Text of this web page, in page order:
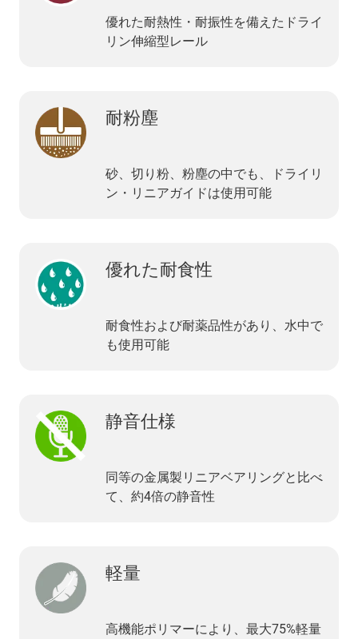
優れた耐熱性・耐振性を備えたドライ
リン伸縮型レール
耐粉塵
砂、切り粉、粉塵の中でも、ドライリ
ン・リニアガイドは使用可能
優れた耐食性
耐食性および耐薬品性があり、水中で
も使用可能
静音仕様
同等の金属製リニアベアリングと比べ
て、約4倍の静音性
軽量
高機能ポリマーにより、最大75%軽量